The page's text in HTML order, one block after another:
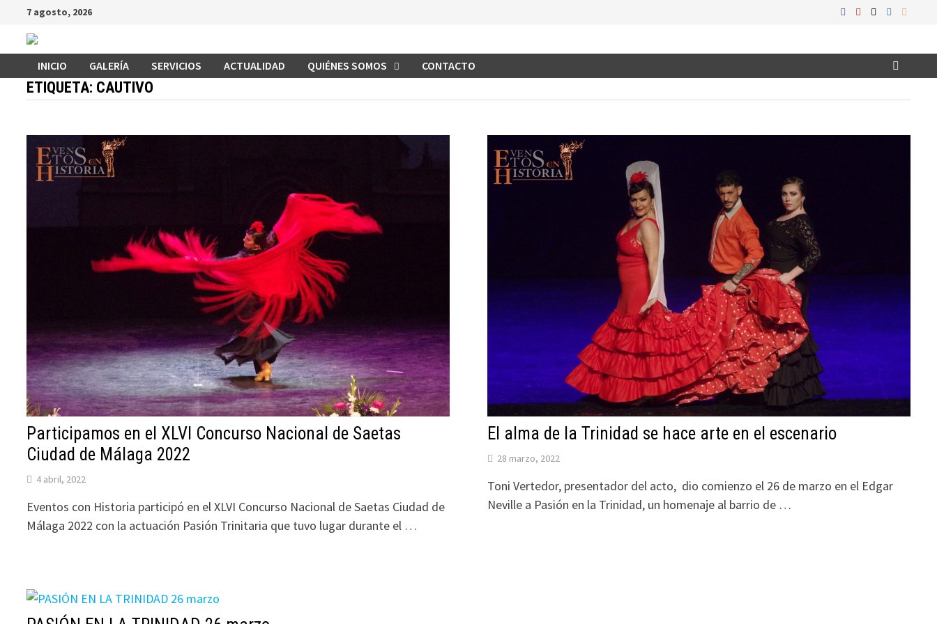
Saltar
contenido
7 agosto, 2026
INICIO GALERÍA SERVICIOS ACTUALIDAD QUIÉNES SOMOS CONTACTO
ETIQUETA: CAUTIVO
Participamos en el XLVI Concurso Nacional de Saetas
Ciudad de Málaga 2022
4 abril, 2022
Eventos con Historia participó en el XLVI Concurso Nacional de Saetas Ciudad de
Málaga 2022 con la actuación Pasión Trinitaria que tuvo lugar durante el …
El alma de la Trinidad se hace arte en el escenario
28 marzo, 2022
Toni Vertedor, presentador del acto, dio comienzo el 26 de marzo en el Edgar
Neville a Pasión en la Trinidad, un homenaje al barrio de …